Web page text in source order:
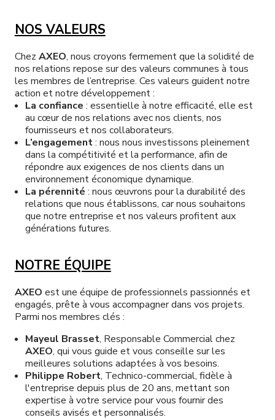
Nos matériels
Nos accessoires
Nos occasions
Contactez-nous
NOS VALEURS
Chez AXEO, nous croyons fermement que la solidité de
nos relations repose sur des valeurs communes à tous
les membres de l’entreprise. Ces valeurs guident notre
action et notre développement :
La confiance : essentielle à notre efficacité, elle est
au cœur de nos relations avec nos clients, nos
fournisseurs et nos collaborateurs.
L’engagement: nous nous investissons pleinement
dans la compétitivité et la performance, afin de
répondre aux exigences de nos clients dans un
environnement économique dynamique.
La pérennité : nous œuvrons pour la durabilité des
relations que nous établissons, car nous souhaitons
que notre entreprise et nos valeurs profitent aux
générations futures.
NOTRE ÉQUIPE
AXEO est une équipe de professionnels passionnés et
engagés, prête à vous accompagner dans vos projets.
Parmi nos membres clés :
Mayeul Brasset, Responsable Commercial chez
AXEO, qui vous guide et vous conseille sur les
meilleures solutions adaptées à vos besoins.
Philippe Robert, Technico-commercial, fidèle à
l'entreprise depuis plus de 20 ans, mettant son
expertise à votre service pour vous fournir des
conseils avisés et personnalisés.